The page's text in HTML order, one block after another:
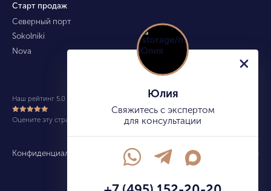
Старт продаж
Северный порт
Sokolniki
Nova
Конфиденциальность Карта сайта info@kupitekvartiru.com
Наш рейтинг 5.0 из 5 (490)
Оцените эту страницу
Юлия
Свяжитесь с экспертом
для консультации